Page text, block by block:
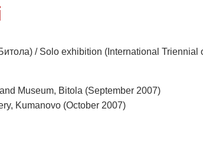
/ Solo exhibition (International Triennial
Museum, Bitola (September 2007)
Kumanovo (October 2007)